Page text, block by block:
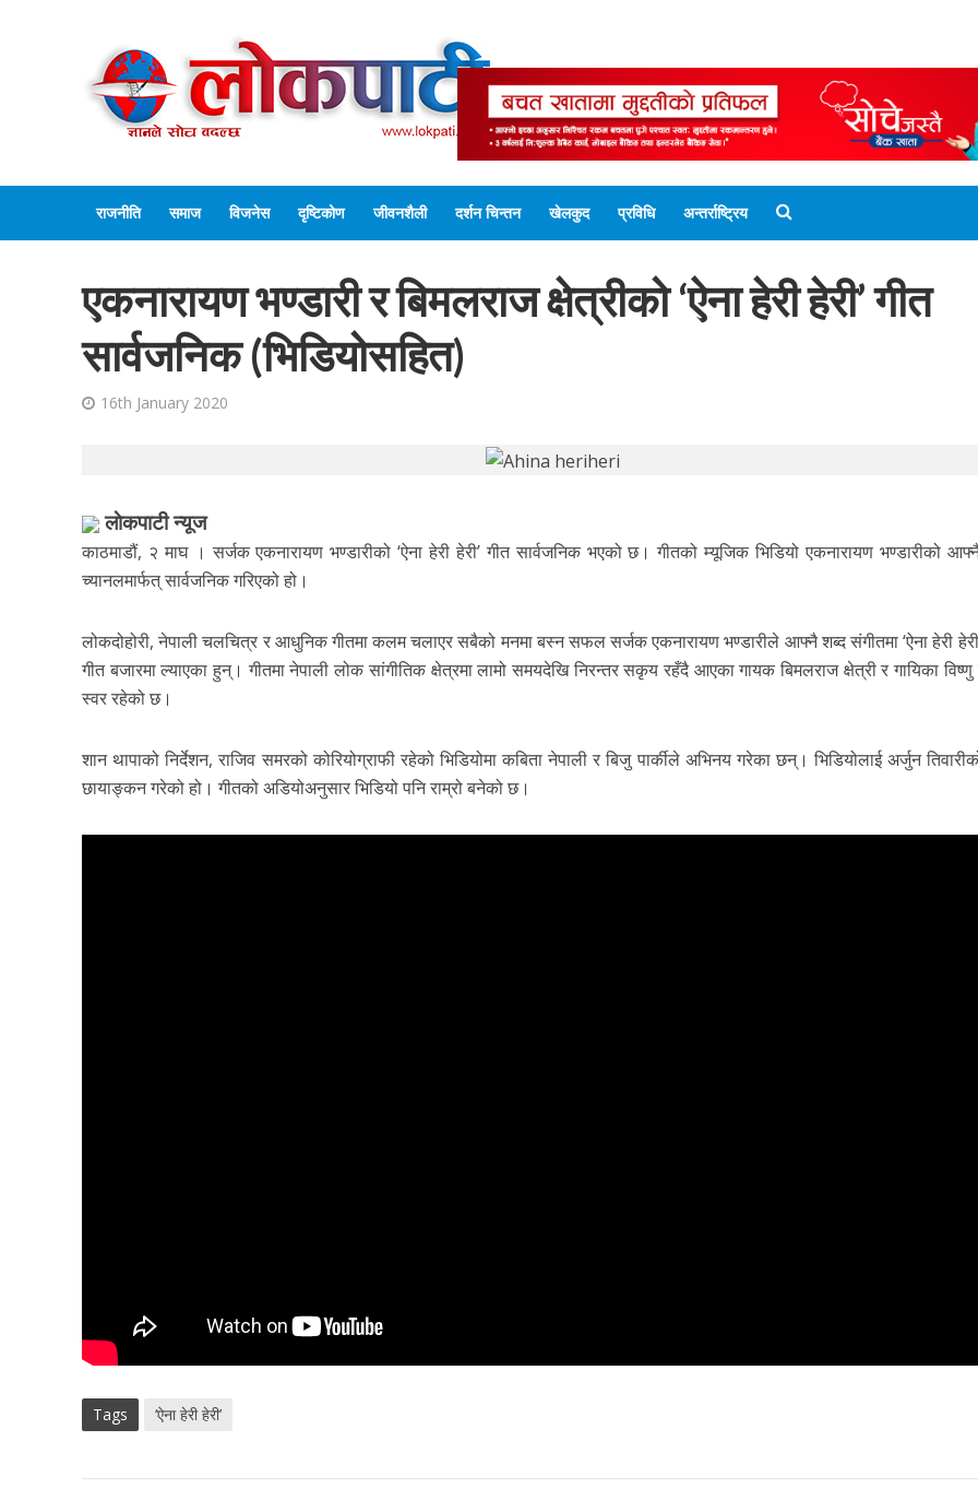
राजनीति समाज विजनेस दृष्टिकोण जीवनशैली दर्शन चिन्तन खेलकुद प्रविधि अन्तर्राष्ट्रिय
एकनारायण भण्डारी र बिमलराज क्षेत्रीको ‘ऐना हेरी हेरी’ गीत
सार्वजनिक (भिडियोसहित)
16th January 2020
लाेकपाटी न्यूज
काठमाडौं, २ माघ । सर्जक एकनारायण भण्डारीको ‘ऐना हेरी हेरी’ गीत सार्वजनिक भएको छ। गीतको म्यूजिक भिडियो एकनारायण भण्डारीको
च्यानलमार्फत् सार्वजनिक गरिएको हो।
लोकदोहोरी, नेपाली चलचित्र र आधुनिक गीतमा कलम चलाएर सबैको मनमा बस्न सफल सर्जक एकनारायण भण्डारीले आफ्नै शब्द संगीतमा ‘ऐना हेरी
गीत बजारमा ल्याएका हुन्। गीतमा नेपाली लोक सांगीतिक क्षेत्रमा लामो समयदेखि निरन्तर सकृय रहँदै आएका गायक बिमलराज क्षेत्री र गायिका विष्णु
स्वर रहेको छ।
शान थापाको निर्देशन, राजिव समरको कोरियोग्राफी रहेको भिडियोमा कबिता नेपाली र बिजु पार्कीले अभिनय गरेका छन्। भिडियोलाई अर्जुन
छायाङ्कन गरेको हो। गीतको अडियोअनुसार भिडियो पनि राम्रो बनेको छ।
Tags ‘ऐना हेरी हेरी’